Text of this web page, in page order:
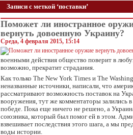
Записи с меткой ‘поставки’
Поможет ли иностранное
вернуть довоенную Украину?
Среда, 4 февраля 2015, 15:14
военными действия общество поверит в
возможно, прекратит страдания.
Как только The New York Times и The
неназванные источники, написали, что
рассматривают возможность поставок на
вооружения, тут же комментаторы залились
победе. Пока еще ничего не решено, а
союзника, который был помог ей в этом.
взвешивает последствия этого шага, а мы
воды истории.